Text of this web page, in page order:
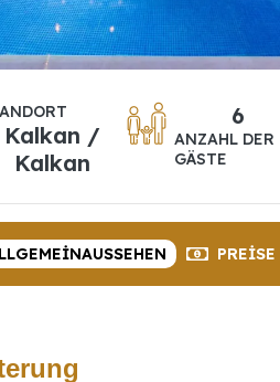
Kalkan /
Kalkan
6
ANZAHL DER
GÄSTE
AUSSEHEN PREISE